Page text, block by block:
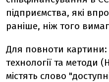
підприємства, які
раніше, ніж того
Для повноти картини:
технології та
містять слово